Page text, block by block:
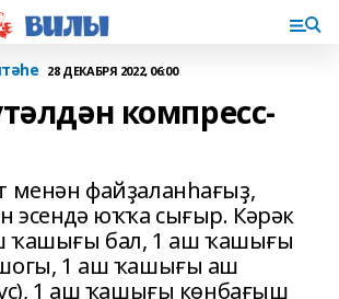
28 ДЕКАБРЯ 2022, 06:00
компресс-
менән файҙаланһағыҙ,
эсендә юҡҡа сығыр. Кәрәк
ҡашығы бал, 1 аш ҡашығы
1 аш ҡашығы аш
1 аш ҡашығы көнбағыш